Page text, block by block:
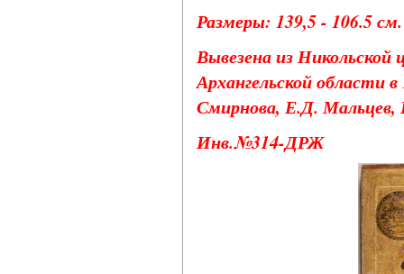
Размеры: 139,5 - 106.5 см.
Вывезена из
Архангельской
Смирнова, Е.Д. Мальцев,
Инв.№314-ДРЖ